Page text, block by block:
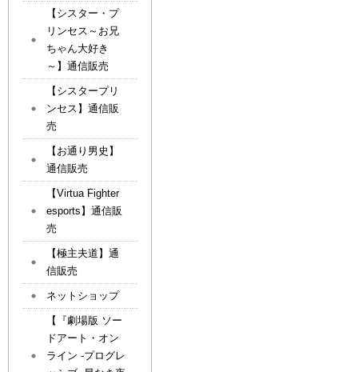
【シスター・プ
リンセス～お兄
ちゃん大好き
～】通信販売
【シスタープリ
ンセス】通信販
売
【お通り男史】
通信販売
【Virtua Fighter
esports】通信販
売
【極主夫道】通
信販売
ネットショップ
【『劇場版 ソー
ドアート・オン
ライン -プログレ